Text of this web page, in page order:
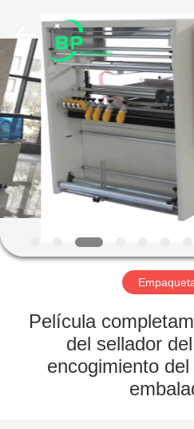
HOGAR
PRODUCTOS
SOBRE
NOSOTROS
VIAJE
FÁBRICA
machine.com.
Rights
Reserved.
Developed
by
ECER
Película
del sellador
encogimiento